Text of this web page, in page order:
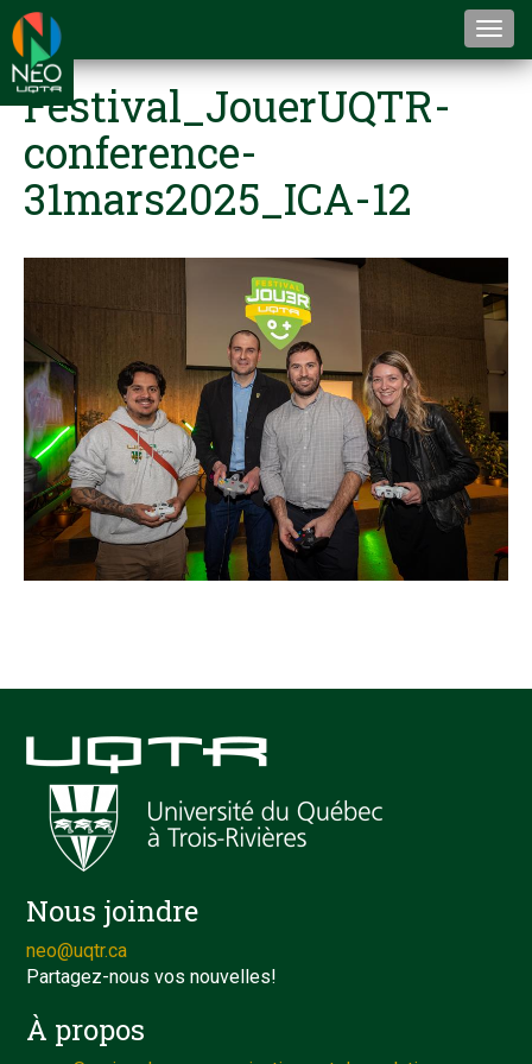
Festival_JouerUQTR-
conference-
31mars2025_ICA-12
Nous joindre
neo@uqtr.ca
Partagez-nous vos nouvelles!
À propos